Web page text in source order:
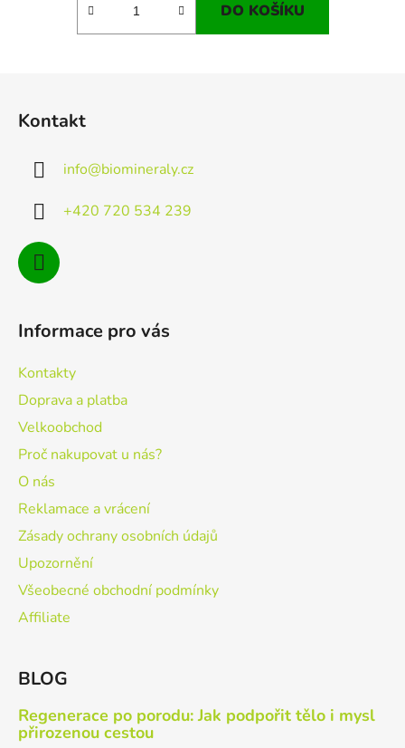
DO KOŠÍKU
Kontakt
info@biomineraly.cz
+420 720 534 239
Informace pro vás
Kontakty
Doprava a platba
Velkoobchod
Proč nakupovat u nás?
O nás
Reklamace a vrácení
Zásady ochrany osobních údajů
Upozornění
Všeobecné obchodní podmínky
Affiliate
BLOG
Regenerace po porodu: Jak podpořit tělo i mysl
přirozenou cestou